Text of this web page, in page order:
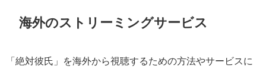
海外のストリーミングサービス
「絶対彼氏」を海外から視聴するための方法やサービスに